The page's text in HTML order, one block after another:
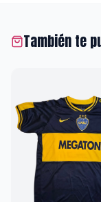
También te